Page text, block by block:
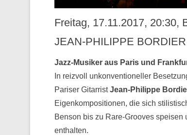
Freitag, 17.11.2017, 20:30,
JEAN-PHILIPPE
Jazz-Musiker aus Paris und
In reizvoll unkonventioneller
Pariser GitarristJean-Philippe
Eigenkompositionen, die sich
Benson bis zu Rare-Grooves
enthalten.